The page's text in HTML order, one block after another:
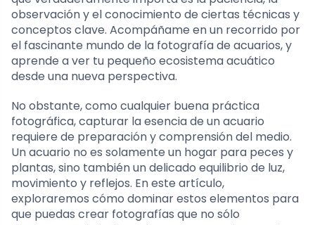
observación y el conocimiento de ciertas técnicas y
conceptos clave. Acompáñame en un recorrido por
el fascinante mundo de la fotografía de acuarios, y
aprende a ver tu pequeño ecosistema acuático
desde una nueva perspectiva.
No obstante, como cualquier buena práctica
fotográfica, capturar la esencia de un acuario
requiere de preparación y comprensión del medio.
Un acuario no es solamente un hogar para peces y
plantas, sino también un delicado equilibrio de luz,
movimiento y reflejos. En este artículo,
exploraremos cómo dominar estos elementos para
que puedas crear fotografías que no sólo